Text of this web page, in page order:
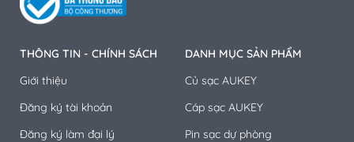
THÔNG TIN - CHÍNH SÁCH
Giới thiệu
Đăng ký tài khoản
Đăng ký làm đại lý
DANH MỤC SẢN PHẨM
Củ sạc AUKEY
Cáp sạc AUKEY
Pin sạc dự phòng